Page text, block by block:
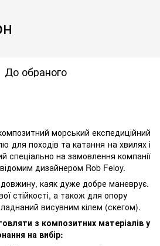
До обраного
морський експедиційний
для походів та катання на хвилях і
спеціально на замовлення компанії
дизайнером Rob Feloy.
каяк дуже добре маневрує.
стійкості, а також для опору
висувним кілем (скегом).
з композитних матеріалів у
на вибір: